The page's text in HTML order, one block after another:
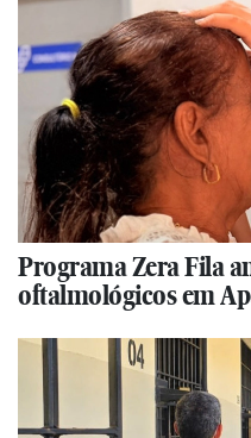
Programa Zera Fila
oftalmológicos em